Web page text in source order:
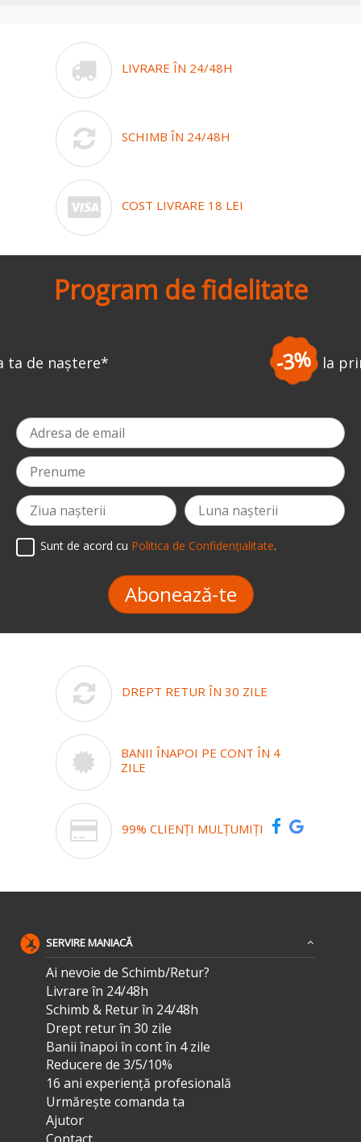
LIVRARE ÎN 24/48H
SCHIMB ÎN 24/48H
COST LIVRARE 18 LEI
Program de fidelitate
-3% la prima comandă *
Sunt de acord cu Politica de Confidențialitate.
Abonează-te
DREPT RETUR ÎN 30 ZILE
BANII ÎNAPOI PE CONT ÎN 4
ZILE
99% CLIENȚI MULȚUMIȚI
SERVIRE MANIACĂ
Ai nevoie de Schimb/Retur?
Livrare în 24/48h
Schimb & Retur în 24/48h
Drept retur în 30 zile
Banii înapoi în cont în 4 zile
Reducere de 3/5/10%
16 ani experiență profesională
Urmărește comanda ta
Ajutor
Contact